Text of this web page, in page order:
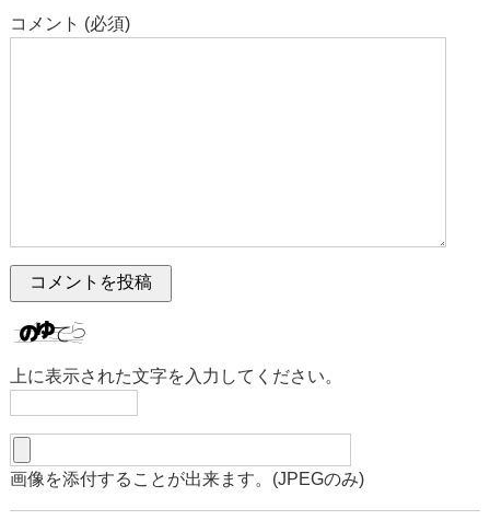
コメント (必須)
上に表示された文字を入力してください。
画像を添付することが出来ます。(JPEGのみ)